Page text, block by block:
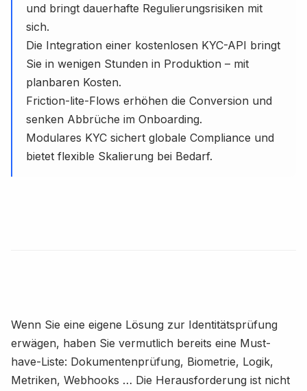
und bringt dauerhafte Regulierungsrisiken mit
sich.
Die Integration einer kostenlosen KYC-API bringt
Sie in wenigen Stunden in Produktion – mit
planbaren Kosten.
Friction-lite-Flows erhöhen die Conversion und
senken Abbrüche im Onboarding.
Modulares KYC sichert globale Compliance und
bietet flexible Skalierung bei Bedarf.
Wenn Sie eine eigene Lösung zur Identitätsprüfung
erwägen, haben Sie vermutlich bereits eine Must-
have-Liste: Dokumentenprüfung, Biometrie, Logik,
Metriken, Webhooks … Die Herausforderung ist nicht